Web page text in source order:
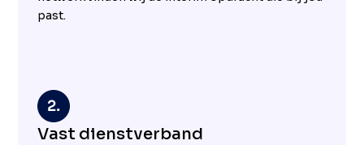
past.
Vast dienstverband